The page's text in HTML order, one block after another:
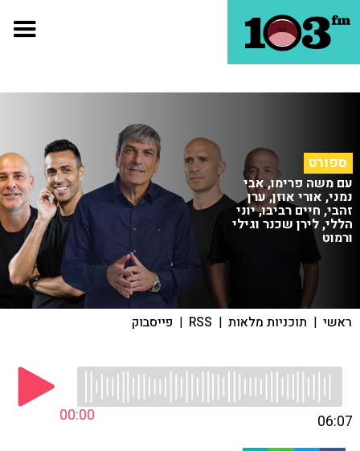
ספורט
עם משה פרימו, אבי
נמני, אורי אוזן, ערן
זהבי, חיים רביבו, יוני
הללי, לירן שכנר וגילי
ורמוט
ראשי | תוכניות מלאות |
RSS
| פייסבוק
00:00 06:07